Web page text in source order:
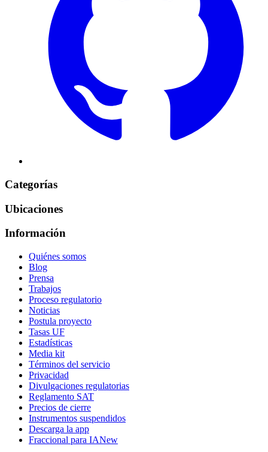
Categorías
Ubicaciones
Información
Quiénes somos
Blog
Prensa
Trabajos
Proceso regulatorio
Noticias
Postula proyecto
Tasas UF
Estadísticas
Media kit
Términos del servicio
Privacidad
Divulgaciones regulatorias
Reglamento SAT
Precios de cierre
Instrumentos suspendidos
Descarga la app
Fraccional para IANew